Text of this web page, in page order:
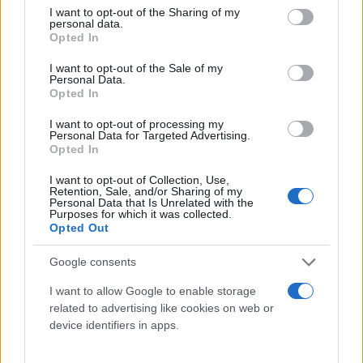
not limited to your visit or usage behaviour. You may click to
grant or deny consent to Google and its third-party tags to
use your data for below specified purposes in below Google
consent section.
I want to opt-out of the Sharing of my
personal data.
Opted In
I want to opt-out of the Sale of my
Personal Data.
Opted In
I want to opt-out of processing my
Personal Data for Targeted Advertising.
Opted In
I want to opt-out of Collection, Use,
Retention, Sale, and/or Sharing of my
Personal Data that Is Unrelated with the
Purposes for which it was collected.
Opted Out
Google consents
I want to allow Google to enable storage
related to advertising like cookies on web or
device identifiers in apps.